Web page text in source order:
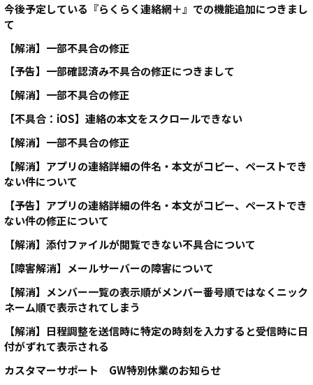
今後予定している『らくらく連絡網＋』での機能追加につきまし
て
【解消】一部不具合の修正
【予告】一部確認済み不具合の修正につきまして
【解消】一部不具合の修正
【不具合：iOS】連絡の本文をスクロールできない
【解消】一部不具合の修正
【解消】アプリの連絡詳細の件名・本文がコピー、ペーストでき
ない件について
【予告】アプリの連絡詳細の件名・本文がコピー、ペーストでき
ない件の修正について
【解消】添付ファイルが閲覧できない不具合について
【障害解消】メールサーバーの障害について
【解消】メンバー一覧の表示順がメンバー番号順ではなくニック
ネーム順で表示されてしまう
【解消】日程調整を送信時に特定の時刻を入力すると受信時に日
付がずれて表示される
カスタマーサポート GW特別休業のお知らせ